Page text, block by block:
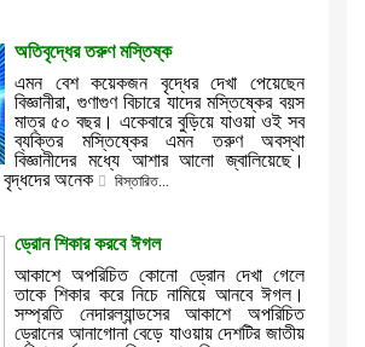
অতিবৃদ্ধের তরুণ মস্তিষ্ক
এমন বেশ কয়েকজন বৃদ্ধের দেখা পেয়েছেন
বিজ্ঞানীরা, গুণাগুণ বিচারে যাদের মস্তিষ্কের বয়স
মাত্র ৫০ বছর। একেবারে বুড়িয়ে যাওয়া ওই সব
ব্যক্তির মস্তিষ্কের এমন তরুণ অবস্থা
বিজ্ঞানীদের মধ্যে আশার আলো জ্বালিয়েছে।
বৃদ্ধদের অনেক
বিস্তারিত...
ড্রোন শিকার করবে ঈগল
আকাশে অপরিচিত কোনো ড্রোন দেখা গেলে
তাকে শিকার করে নিচে নামিয়ে আনবে ঈগল।
সম্প্রতি নেদারল্যান্ডসের আকাশে অপরিচিত
ড্রোনের আনাগোনা বেড়ে যাওয়ায় দেশটির জাতীয়